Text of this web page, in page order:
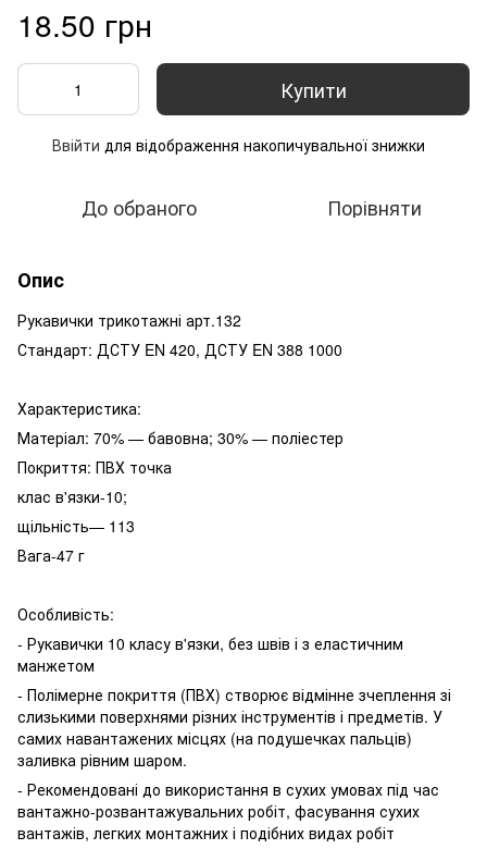
18.50 грн
Купити
Ввійти для відображення накопичувальної знижки
До обраного Порівняти
Опис
Рукавички трикотажні арт.132
Стандарт: ДСТУ EN 420, ДСТУ EN 388 1000
Характеристика:
Матеріал: 70% — бавовна; 30% — поліестер
Покриття: ПВХ точка
клас в'язки-10;
щільність— 113
Вага-47 г
Особливість:
- Рукавички 10 класу в'язки, без швів і з еластичним
манжетом
- Полімерне покриття (ПВХ) створює відмінне зчеплення зі
слизькими поверхнями різних інструментів і предметів. У
самих навантажених місцях (на подушечках пальців)
заливка рівним шаром.
- Рекомендовані до використання в сухих умовах під час
вантажно-розвантажувальних робіт, фасування сухих
вантажів, легких монтажних і подібних видах робіт